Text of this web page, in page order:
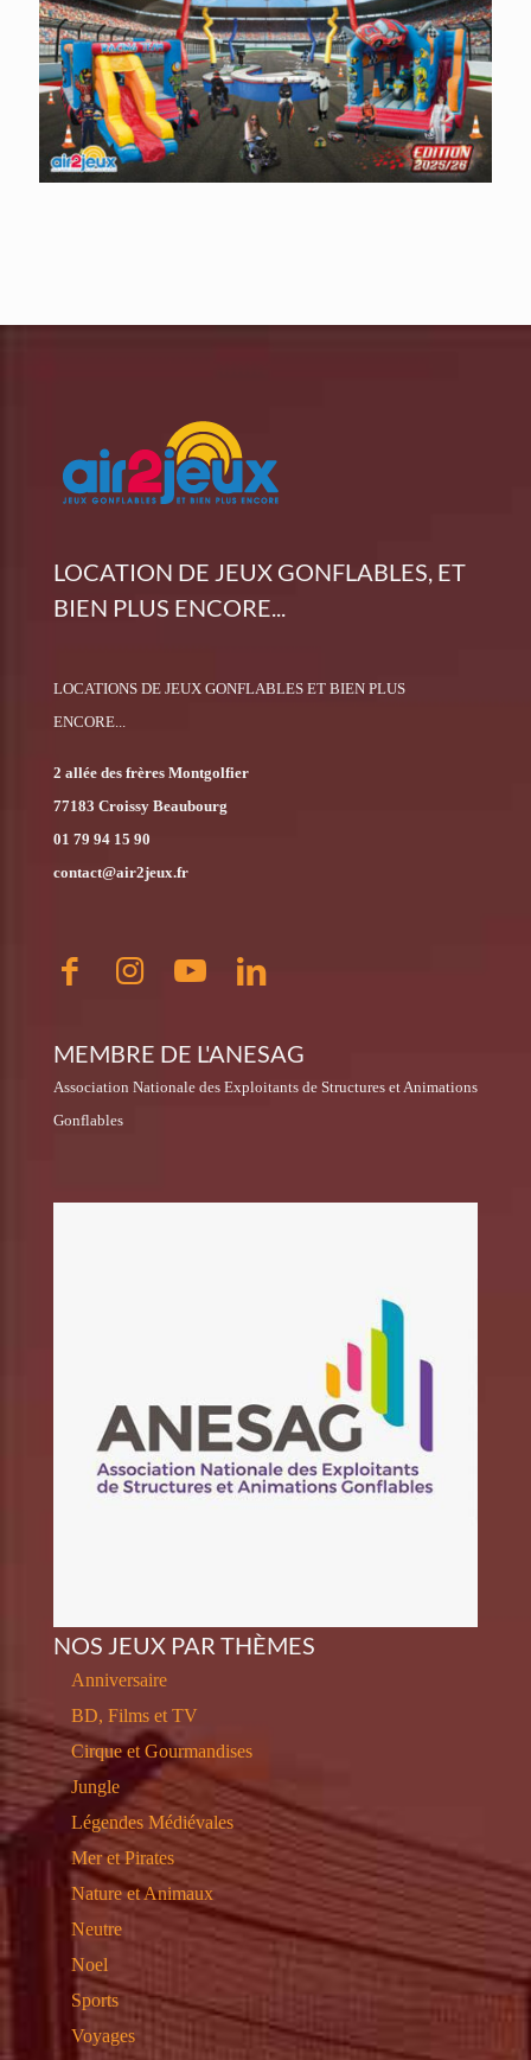
LOCATION DE JEUX GONFLABLES, ET
BIEN PLUS ENCORE...
LOCATIONS DE JEUX GONFLABLES ET BIEN PLUS
ENCORE...
2 allée des frères Montgolfier
77183 Croissy Beaubourg
01 79 94 15 90
contact@air2jeux.fr
MEMBRE DE L'ANESAG
Association Nationale des Exploitants de Structures et Animations
Gonflables
NOS JEUX PAR THÈMES
Anniversaire
BD, Films et TV
Cirque et Gourmandises
Jungle
Légendes Médiévales
Mer et Pirates
Nature et Animaux
Neutre
Noel
Sports
Voyages